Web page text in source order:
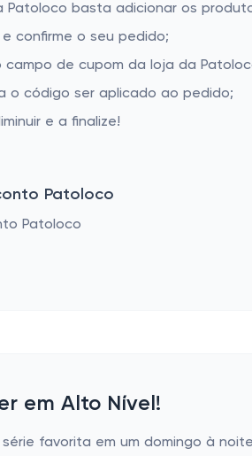
Patoloco basta adicionar os
confirme o seu pedido;
de cupom da loja da
o código ser aplicado ao pedido;
e a finalize!
Patoloco
em Alto Nível!
favorita em um domingo à